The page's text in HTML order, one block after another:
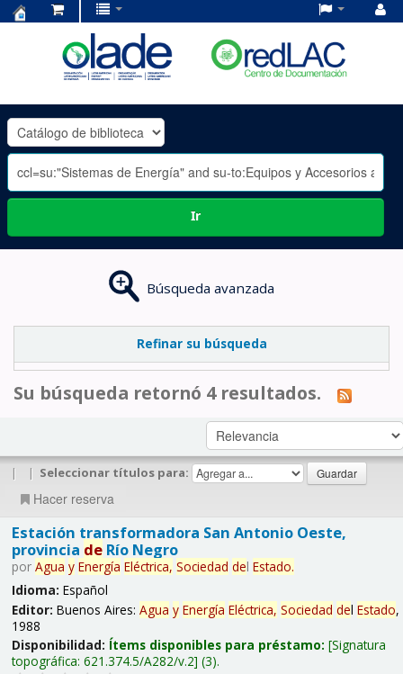
OLADE
-
Ir
Búsqueda avanzada
Refinar su búsqueda
Su búsqueda retornó 4 resultados.
| | Seleccionar títulos para:
Hacer reserva
Estación transformadora San Antonio Oeste,
provincia deRío Negro
por Agua y Energía Eléctrica, Sociedad del Estado.
Idioma: Español
Editor: Buenos Aires: Agua y Energía Eléctrica, Sociedad del Estado,
1988
Disponibilidad: Ítems disponibles para préstamo: Signatura
topográfica: 621.374.5/A282/v.2 (3).